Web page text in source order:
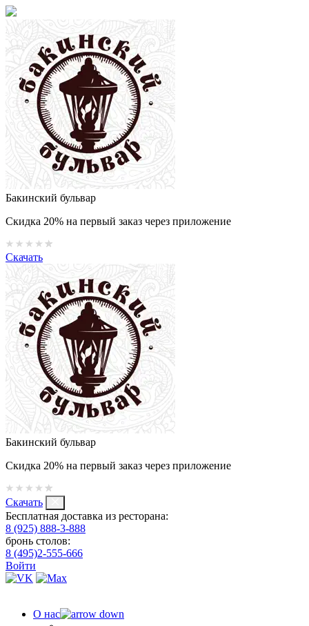
Бакинский бульвар
Скидка 20% на первый заказ через приложение
Скачать
Бакинский бульвар
Скидка 20% на первый заказ через приложение
Скачать
Бесплатная доставка из ресторана:
8 (925) 888-3-888
бронь столов:
8 (495)2-555-666
Войти
О нас